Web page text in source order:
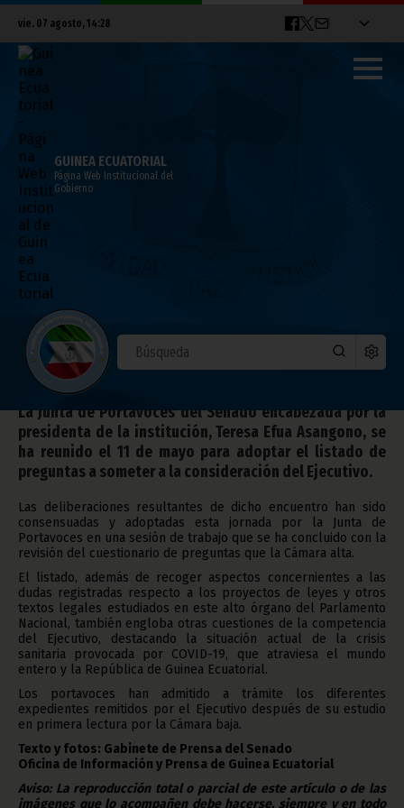
vie. 07 agosto, 14:28
GUINEA ECUATORIAL
Página Web Institucional del
Gobierno
SEGUNDA REUNIÓN DE LA JUNTA DE
PORTAVOCES
mayo 12, 2020
Noticias Gobierno
La Junta de Portavoces del Senado encabezada por la
presidenta de la institución, Teresa Efua Asangono, se
ha reunido el 11 de mayo para adoptar el listado de
preguntas a someter a la consideración del Ejecutivo.
Las deliberaciones resultantes de dicho encuentro han sido
consensuadas y adoptadas esta jornada por la Junta de
Portavoces en una sesión de trabajo que se ha concluido con la
revisión del cuestionario de preguntas que la Cámara alta.
El listado, además de recoger aspectos concernientes a las
dudas registradas respecto a los proyectos de leyes y otros
textos legales estudiados en este alto órgano del Parlamento
Nacional, también engloba otras cuestiones de la competencia
del Ejecutivo, destacando la situación actual de la crisis
sanitaria provocada por COVID-19, que atraviesa el mundo
entero y la República de Guinea Ecuatorial.
Los portavoces han admitido a trámite los diferentes
expedientes remitidos por el Ejecutivo después de su estudio
en primera lectura por la Cámara baja.
Texto y fotos: Gabinete de Prensa del Senado
Oficina de Información y Prensa de Guinea Ecuatorial
Aviso: La reproducción total o parcial de este artículo o de las
imágenes que lo acompañen debe hacerse, siempre y en todo